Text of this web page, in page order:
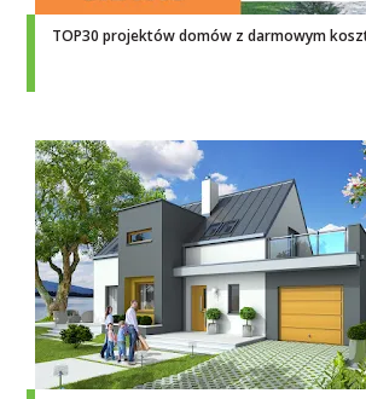
TOP30 projektów domów z darmowym